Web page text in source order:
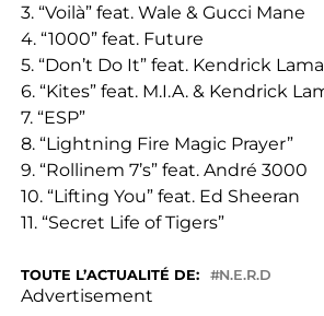
3. “Voilà” feat. Wale & Gucci Mane
4. “1000” feat. Future
5. “Don’t Do It” feat. Kendrick
6. “Kites” feat. M.I.A. & Kendrick
7. “ESP”
8. “Lightning Fire Magic Prayer”
9. “Rollinem 7’s” feat. André 3000
10. “Lifting You” feat. Ed Sheeran
11. “Secret Life of Tigers”
TOUTE L’ACTUALITÉ DE: N.E.R.D
Advertisement